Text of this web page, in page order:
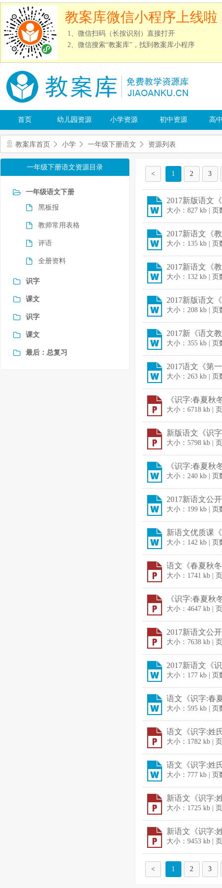
教案库微信小程序上线啦
1、微信扫码（长按识别）直接打开
2、微信搜索“教案库”，找到教案库小程序
首页 幼儿园资源 小学资源 初中资源 高
教案库首页 小学 一年级下册语文 资源列表
一年级下册语文资源目录
一年级语文下册
黑板报
教师常用表格
评语
全册资料
识字
课文
识字
课文
最后：总复习
< 1 2 3
2017新版语文
大小：827 kb | 页
2017新语文《
大小：135 kb |
2017新语文《
大小：132 kb | 页
2017新版语文
大小：208 kb | 页
2017新《语文
大小：355 kb | 页
2017语文《第
大小：263 kb | 页
《识字:春夏秋
大小：6718 kb |
新版语文《识
大小：5798 kb |
《识字:春夏秋
大小：240 kb | 页
2017新语文公
大小：199 kb | 页
新语文优质课
大小：142 kb |
语文《春夏秋
大小：1741 kb |
《识字:春夏秋
大小：4647 kb |
2017新语文公
大小：7638 kb |
2017新语文《
大小：177 kb | 页
语文《识字:春
大小：595 kb | 页
语文《识字:姓
大小：1782 kb |
语文《识字:姓
大小：777 kb | 页
新语文《识字:
大小：1725 kb |
新语文《识字:
大小：9453 kb |
< 1 2 3